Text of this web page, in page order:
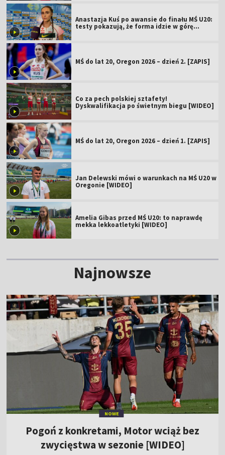
Anastazja Kuś po awansie do finału MŚ U20:
testy pokazują, że forma idzie w górę
MŚ do lat 20, Oregon 2026 – dzień 2. [ZAPIS]
Co za pech polskiej sztafety!
Dyskwalifikacja po świetnym biegu [WIDEO]
MŚ do lat 20, Oregon 2026 – dzień 1. [ZAPIS]
Jan Delewski mówi o warunkach na MŚ U20 w
Oregonie [WIDEO]
Amelia Gibas przed MŚ U20: to naprawdę
mekka lekkoatletyki [WIDEO]
Najnowsze
NOWE
Pogoń z konkretami, Motor wciąż bez
zwycięstwa w sezonie [WIDEO]